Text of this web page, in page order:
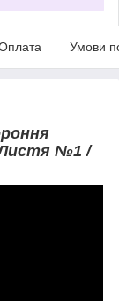
Умови
Листя №1 /